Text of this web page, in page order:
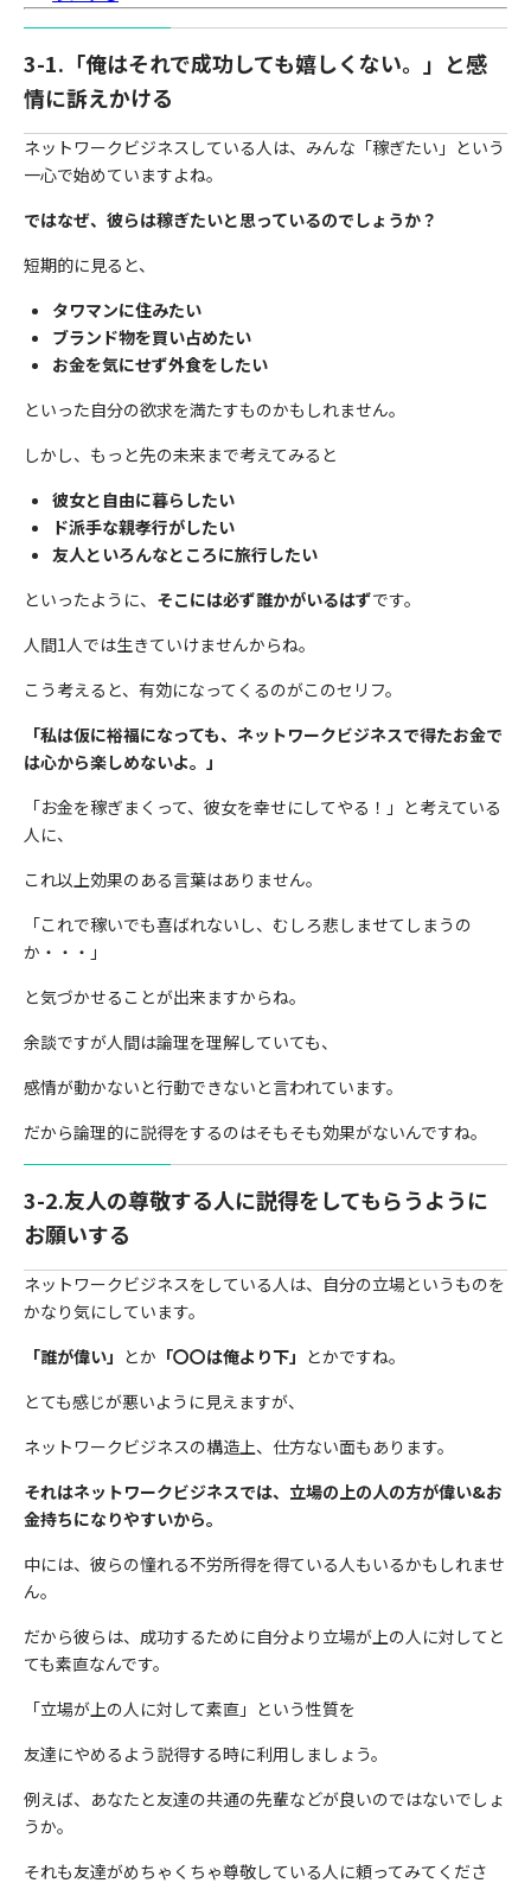
3-1.「俺はそれで成功しても嬉しくない。」と感
情に訴えかける
ネットワークビジネスしている人は、みんな「稼ぎたい」という
一心で始めていますよね。
ではなぜ、彼らは稼ぎたいと思っているのでしょうか？
短期的に見ると、
タワマンに住みたい
ブランド物を買い占めたい
お金を気にせず外食をしたい
といった自分の欲求を満たすものかもしれません。
しかし、もっと先の未来まで考えてみると
彼女と自由に暮らしたい
ド派手な親孝行がしたい
友人といろんなところに旅行したい
といったように、 そこには必ず誰かがいるはずです。
人間1人では生きていけませんからね。
こう考えると、有効になってくるのがこのセリフ。
「私は仮に裕福になっても、ネットワークビジネスで得たお金で
は心から楽しめないよ。」
「お金を稼ぎまくって、彼女を幸せにしてやる！」と考えている
人に、
これ以上効果のある言葉はありません。
「これで稼いでも喜ばれないし、むしろ悲しませてしまうの
か・・・」
と気づかせることが出来ますからね。
余談ですが人間は論理を理解していても、
感情が動かないと行動できないと言われています。
だから論理的に説得をするのはそもそも効果がないんですね。
3-2.友人の尊敬する人に説得をしてもらうように
お願いする
ネットワークビジネスをしている人は、自分の立場というものを
かなり気にしています。
「誰が偉い」 とか 「〇〇は俺より下」 とかですね。
とても感じが悪いように見えますが、
ネットワークビジネスの構造上、仕方ない面もあります。
それはネットワークビジネスでは、立場の上の人の方が偉い&お
金持ちになりやすいから。
中には、彼らの憧れる不労所得を得ている人もいるかもしれませ
ん。
だから彼らは、成功するために自分より立場が上の人に対してと
ても素直なんです。
「立場が上の人に対して素直」という性質を
友達にやめるよう説得する時に利用しましょう。
例えば、あなたと友達の共通の先輩などが良いのではないでしょ
うか。
それも友達がめちゃくちゃ尊敬している人に頼ってみてくださ